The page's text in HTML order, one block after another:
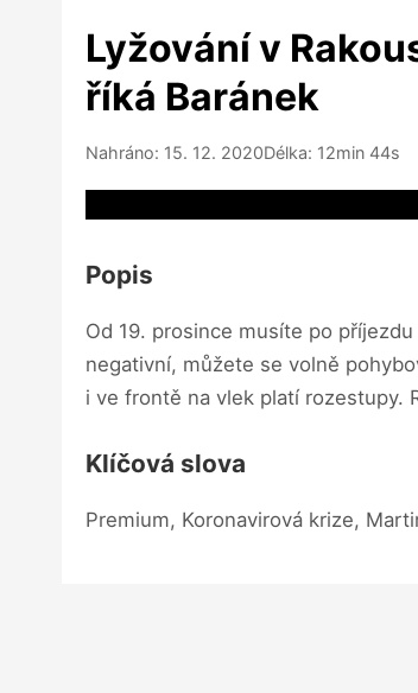
Lyžování v
říká Baránek
Nahráno: 15. 12. 2020Délka: 12min 44s
Popis
Od 19. prosince musíte po
negativní, můžete se volně
i ve frontě na vlek platí rozestupy.
Klíčová slova
Premium, Koronavirová krize,